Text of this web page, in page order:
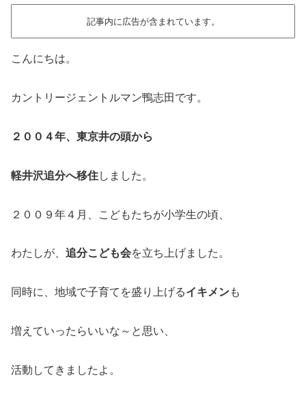
記事内に広告が含まれています。
こんにちは。
カントリージェントルマン鴨志田です。
２００４年、東京井の頭から
軽井沢追分へ移住しました。
２００９年４月、こどもたちが小学生の頃、
わたしが、 追分こども会を立ち上げました。
同時に、地域で子育てを盛り上げるイキメンも
増えていったらいいな～と思い、
活動してきましたよ。